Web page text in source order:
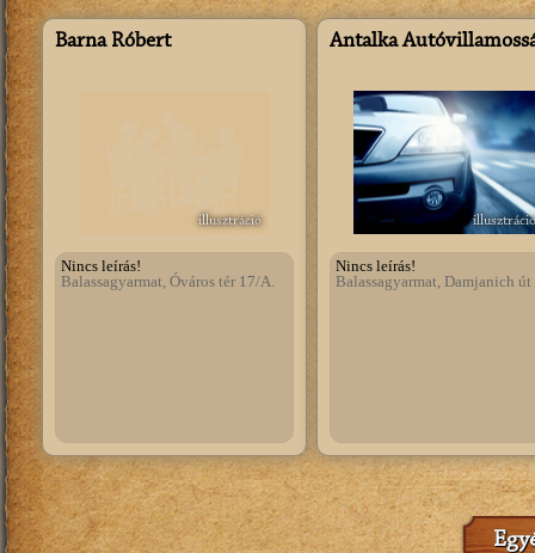
Barna Róbert
illusztráció
Nincs leírás!
Balassagyarmat, Óváros tér 17/A.
Antalka
illusztráció
Nincs leírás!
Balassagyarmat, Damjanich út